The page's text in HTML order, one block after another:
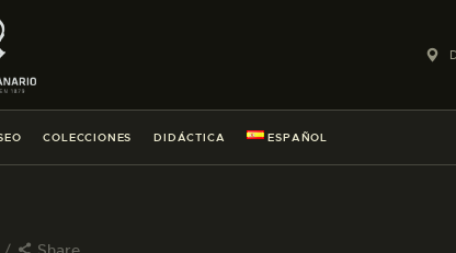
COLECCIONES DIDÁCTICA ESPAÑOL